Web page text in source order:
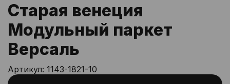
Старая венеция
Модульный паркет
Версаль
Артикул: 1143-1821-10